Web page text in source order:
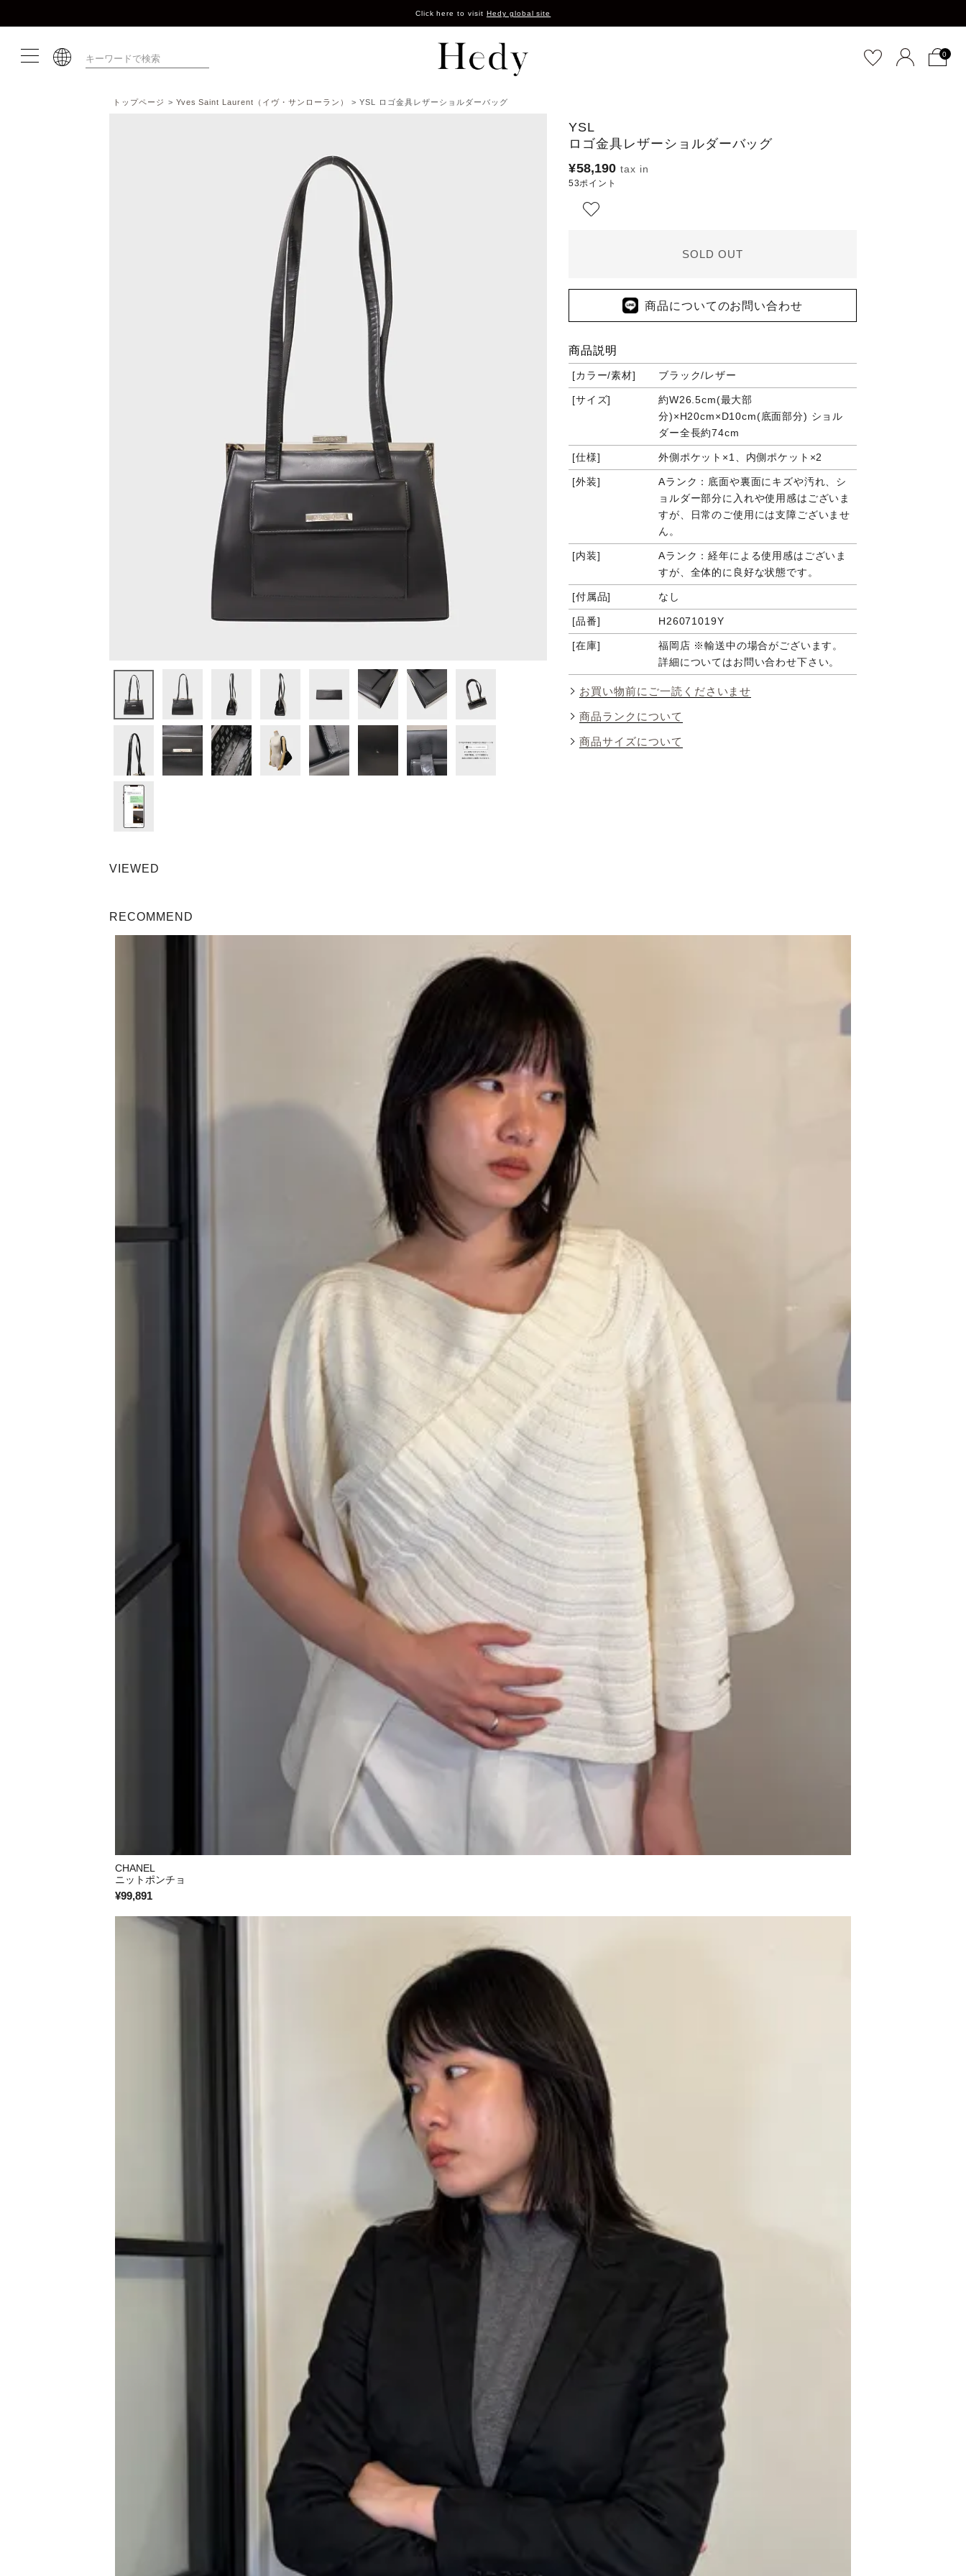
Click here to visit Hedy global site
0
トップページ Yves Saint Laurent（イヴ・サンローラン） YSL ロゴ金具レザーショルダーバッグ
YSL
ロゴ金具レザーショルダーバッグ
¥58,190
53ポイント
SOLD OUT
商品についてのお問い合わせ
商品説明
カラー/素材 ブラック/レザー
サイズ
約W26.5cm(最大部
分)×H20cm×D10cm(底面部分) ショル
ダー全長約74cm
仕様 外側ポケット×1、内側ポケット×2
外装
Aランク：底面や裏面にキズや汚れ、シ
ョルダー部分に入れや使用感はございま
すが、日常のご使用には支障ございませ
ん。
内装
Aランク：経年による使用感はございま
すが、全体的に良好な状態です。
付属品 なし
品番 H26071019Y
在庫
福岡店 ※輸送中の場合がございます。
詳細についてはお問い合わせ下さい。
お買い物前にご一読くださいませ
商品ランクについて
商品サイズについて
VIEWED
RECOMMEND
CHANEL
ニットポンチョ
¥99,891